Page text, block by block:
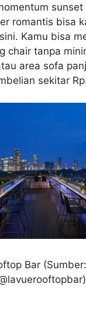
sunset
romantis bisa
Kamu bisa
chair tanpa
area sofa
sekitar
Bar